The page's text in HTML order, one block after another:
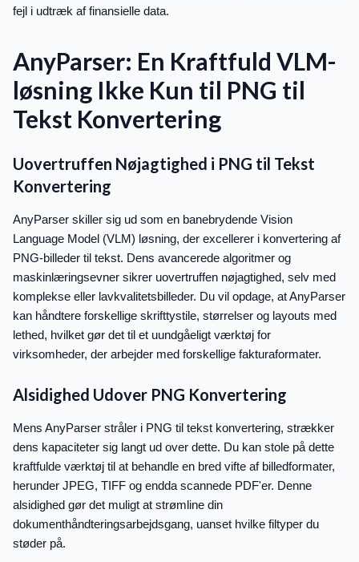
fejl i udtræk af finansielle data.
AnyParser: En Kraftfuld VLM-
løsning Ikke Kun til PNG til
Tekst Konvertering
Uovertruffen Nøjagtighed i PNG til Tekst
Konvertering
AnyParser skiller sig ud som en banebrydende Vision
Language Model (VLM) løsning, der excellerer i konvertering af
PNG-billeder til tekst. Dens avancerede algoritmer og
maskinlæringsevner sikrer uovertruffen nøjagtighed, selv med
komplekse eller lavkvalitetsbilleder. Du vil opdage, at AnyParser
kan håndtere forskellige skrifttystile, størrelser og layouts med
lethed, hvilket gør det til et uundgåeligt værktøj for
virksomheder, der arbejder med forskellige fakturaformater.
Alsidighed Udover PNG Konvertering
Mens AnyParser stråler i PNG til tekst konvertering, strækker
dens kapaciteter sig langt ud over dette. Du kan stole på dette
kraftfulde værktøj til at behandle en bred vifte af billedformater,
herunder JPEG, TIFF og endda scannede PDF'er. Denne
alsidighed gør det muligt at strømline din
dokumenthåndteringsarbejdsgang, uanset hvilke filtyper du
støder på.